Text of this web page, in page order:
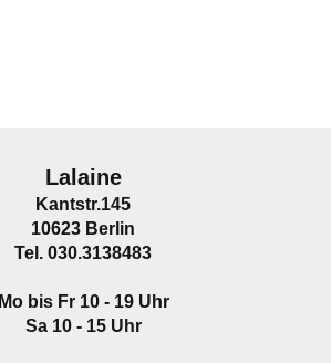
Lalaine
Kantstr.145
10623 Berlin
Tel. 030.3138483
Mo bis Fr 10 - 19 Uhr
Sa 10 - 15 Uhr